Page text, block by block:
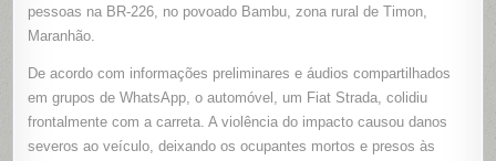
NA
226,
EM
TIMON
pessoas na BR-226, no povoado Bambu, zona rural de Timon,
Maranhão.
De acordo com informações preliminares e áudios compartilhados
em grupos de WhatsApp, o automóvel, um Fiat Strada, colidiu
frontalmente com a carreta. A violência do impacto causou danos
severos ao veículo, deixando os ocupantes mortos e presos às